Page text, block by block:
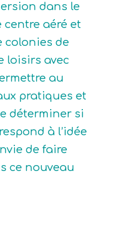
dans le
centre aéré et
colonies de
loisirs avec
au
pratiques et
déterminer si
à l’idée
de faire
ce nouveau